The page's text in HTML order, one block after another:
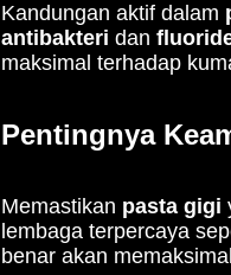
Kandungan aktif dalam
antibakteri dan
maksimal terhadap
Pentingnya
Memastikan pasta gigi
lembaga terpercaya
benar akan